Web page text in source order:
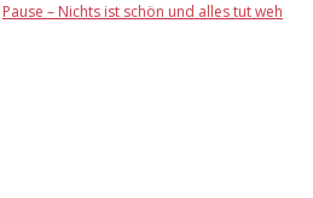
Pause – Nichts ist schön und alles tut weh